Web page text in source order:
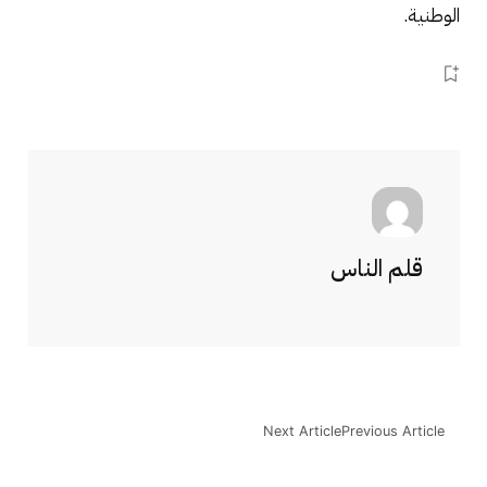
الوطنية.
قلم الناس
Previous Article
Next Article